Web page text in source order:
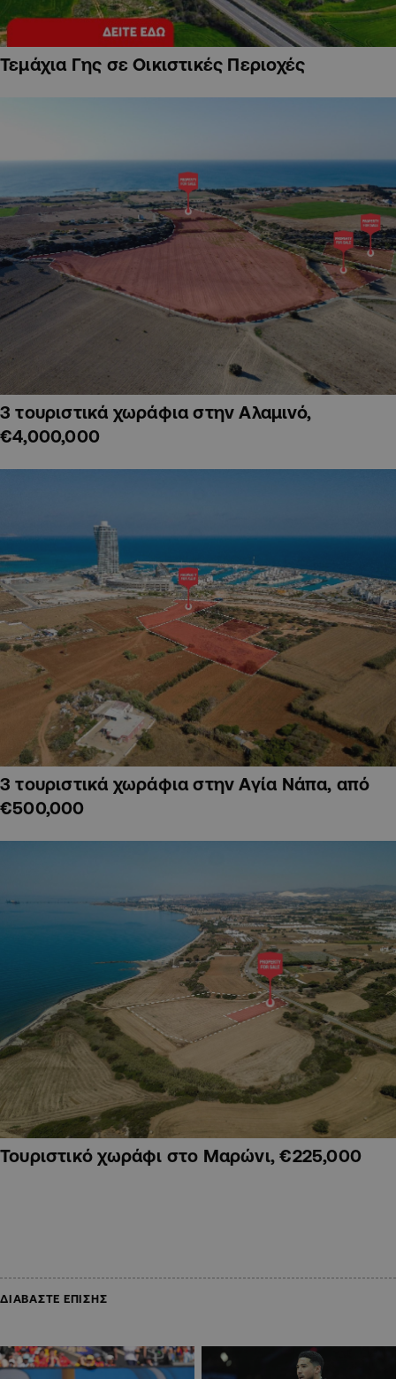
Τεμάχια Γης σε Οικιστικές Περιοχές
3 τουριστικά χωράφια στην Αλαμινό,
€4,000,000
3 τουριστικά χωράφια στην Αγία Νάπα, από
€500,000
Τουριστικό χωράφι στο Μαρώνι, €225,000
ΔΙΑΒΑΣΤΕ ΕΠΙΣΗΣ